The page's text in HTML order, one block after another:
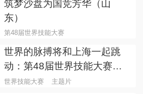
筑梦沙盘为国竞芳华（山
东）
第48届世界技能大赛
世界的脉搏将和上海一起跳
动：第48届世界技能大赛主
题片发布！
世界技能大赛 主题片